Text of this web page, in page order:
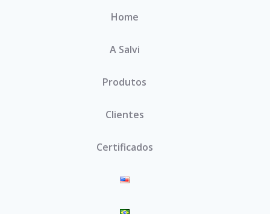
Home
A Salvi
Produtos
Clientes
Certificados